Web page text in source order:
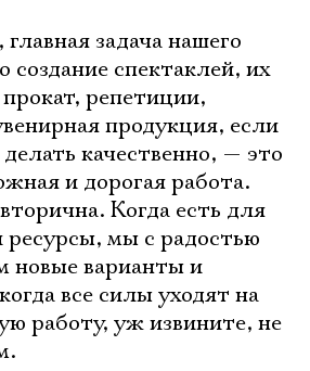
задача нашего
создание спектаклей, их
репетиции,
продукция, если
делать качественно, — это
и дорогая работа.
Когда есть для
ресурсы, мы с радостью
новые варианты и
все силы уходят на
работу, уж извините, не